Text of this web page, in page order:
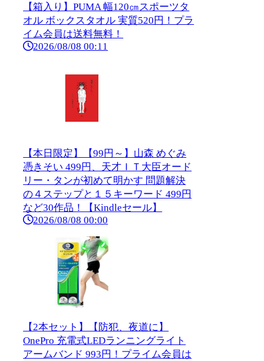
【箱入り】PUMA 幅120㎝スポーツタ
オル ボックスタオル 実質520円！プラ
イム会員は送料無料！
2026/08/08 00:11
【本日限定】【99円～】山森 めぐみ
憑きそい 499円、天才ＩＴ大臣オード
リー・タンが初めて明かす 問題解決
の４ステップと１５キーワード 499円
など30作品！【Kindleセール】
2026/08/08 00:00
【2本セット】【防犯、夜道に】
OnePro 充電式LEDランニングライト
アームバンド 993円！プライム会員は